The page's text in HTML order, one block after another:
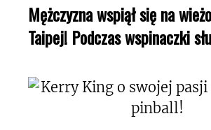
Mężczyzna wspiął się na
Taipej! Podczas wspinaczki